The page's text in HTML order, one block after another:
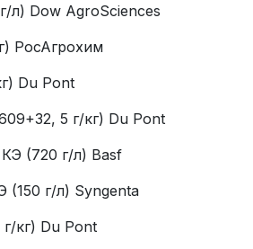
л) Dow AgroSciences
РосАгрохим
Du Pont
5 г/кг) Du Pont
(720 г/л) Basf
г/л) Syngentа
кг) Du Pont